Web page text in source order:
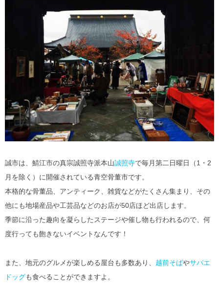
誠市は、鯖江市の真宗誠照寺派本山誠照寺で毎月第二日曜日（1・2
月を除く）に開催されている青空骨董市です。
本格的な骨董品、アンティーク、雑貨などがたくさん集まり、その
他にも地場産品や工芸品などのお店が50店ほど出店します。
季節に沿った趣向を凝らしたステージや催し物も行われるので、何
度行っても飽きないイベントなんです！
また、地元のグルメが楽しめる屋台も多数あり、 越前そばやサバエ
ドッグも食べることができますよ。